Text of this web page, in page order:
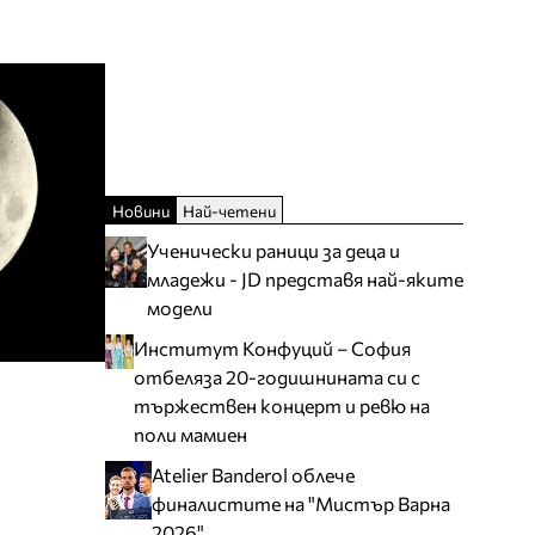
Новини Най-четени
Ученически раници за деца и
младежи - JD представя най-яките
модели
Институт Конфуций – София
отбеляза 20-годишнината си с
тържествен концерт и ревю на
поли мамиен
Atelier Banderol облече
финалистите на "Мистър Варна